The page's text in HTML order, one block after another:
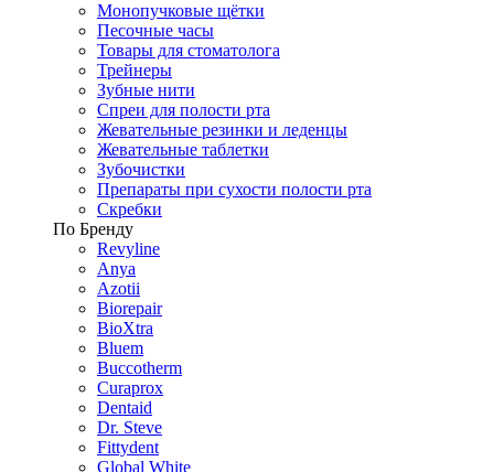
Монопучковые щётки
Песочные часы
Товары для стоматолога
Трейнеры
Зубные нити
Спреи для полости рта
Жевательные резинки и леденцы
Жевательные таблетки
Зубочистки
Препараты при сухости полости рта
Скребки
По Бренду
Revyline
Anya
Azotii
Biorepair
BioXtra
Bluem
Buccotherm
Curaprox
Dentaid
Dr. Steve
Fittydent
Global White